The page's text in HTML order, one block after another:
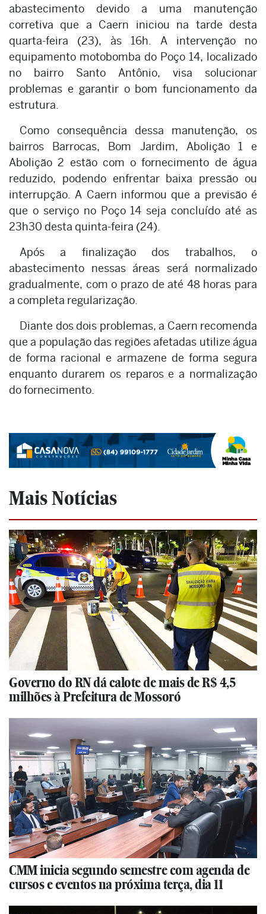
abastecimento devido a uma manutenção
corretiva que a Caern iniciou na tarde desta
quarta-feira (23), às 16h. A intervenção no
equipamento motobomba do Poço 14, localizado
no bairro Santo Antônio, visa solucionar
problemas e garantir o bom funcionamento da
estrutura.
Como consequência dessa manutenção, os
bairros Barrocas, Bom Jardim, Abolição 1 e
Abolição 2 estão com o fornecimento de água
reduzido, podendo enfrentar baixa pressão ou
interrupção. A Caern informou que a previsão é
que o serviço no Poço 14 seja concluído até as
23h30 desta quinta-feira (24).
Após a finalização dos trabalhos, o
abastecimento nessas áreas será normalizado
gradualmente, com o prazo de até 48 horas para
a completa regularização.
Diante dos dois problemas, a Caern recomenda
que a população das regiões afetadas utilize água
de forma racional e armazene de forma segura
enquanto durarem os reparos e a normalização
do fornecimento.
Mais Notícias
Governo do RN dá calote de mais de R$ 4,5
milhões à Prefeitura de Mossoró
CMM inicia segundo semestre com agenda de
cursos e eventos na próxima terça, dia 11